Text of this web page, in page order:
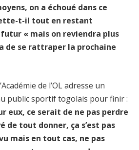
on a échoué dans ce
t-il tout en restant
« mais on reviendra plus
de se rattraper la prochaine
de l’OL adresse un
public sportif togolais pour finir :
eux, ce serait de ne pas perdre
de tout donner, ça s’est pas
mais en tout cas, ne pas